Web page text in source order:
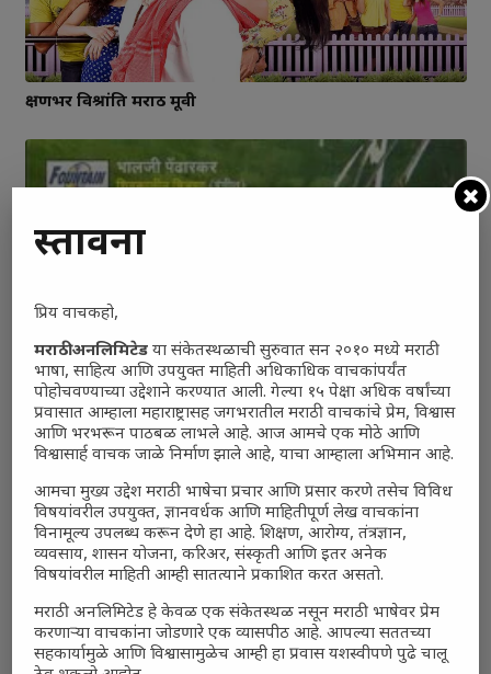
क्षणभर विश्रांति मराठी मूवी
प्रस्तावना
प्रिय वाचकहो,
मराठी अनलिमिटेड या संकेतस्थळाची सुरुवात सन २०१० मध्ये मराठी
भाषा, साहित्य आणि उपयुक्त माहिती अधिकाधिक वाचकांपर्यंत
पोहोचवण्याच्या उद्देशाने करण्यात आली. गेल्या १५ पेक्षा अधिक वर्षांच्या
प्रवासात आम्हाला महाराष्ट्रासह जगभरातील मराठी वाचकांचे प्रेम, विश्वास
आणि भरभरून पाठबळ लाभले आहे. आज आमचे एक मोठे आणि
विश्वासार्ह वाचक जाळे निर्माण झाले आहे, याचा आम्हाला अभिमान आहे.
आमचा मुख्य उद्देश मराठी भाषेचा प्रचार आणि प्रसार करणे तसेच विविध
विषयांवरील उपयुक्त, ज्ञानवर्धक आणि माहितीपूर्ण लेख वाचकांना
विनामूल्य उपलब्ध करून देणे हा आहे. शिक्षण, आरोग्य, तंत्रज्ञान,
व्यवसाय, शासन योजना, करिअर, संस्कृती आणि इतर अनेक
विषयांवरील माहिती आम्ही सातत्याने प्रकाशित करत असतो.
मराठी अनलिमिटेड हे केवळ एक संकेतस्थळ नसून मराठी भाषेवर प्रेम
करणाऱ्या वाचकांना जोडणारे एक व्यासपीठ आहे. आपल्या सततच्या
सहकार्यामुळे आणि विश्वासामुळेच आम्ही हा प्रवास यशस्वीपणे पुढे चालू